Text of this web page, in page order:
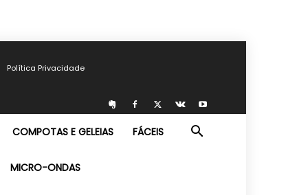
Política Privacidade
COMPOTAS E GELEIAS FÁCEIS
MICRO-ONDAS